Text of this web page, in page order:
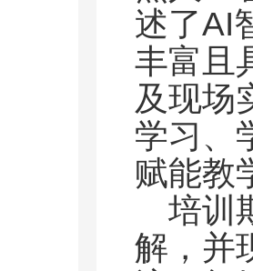
述了AI
丰富且
及现场
学习、
赋能教
培训
解，并